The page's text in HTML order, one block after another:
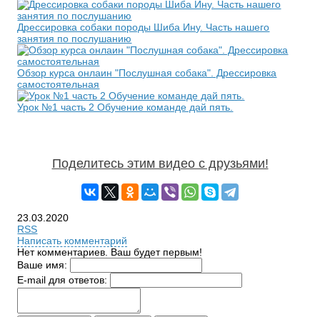
Дрессировка собаки породы Шиба Ину. Часть нашего
занятия по послушанию
Обзор курса онлаин "Послушная собака". Дрессировка
самостоятельная
Урок №1 часть 2 Обучение команде дай пять.
Поделитесь этим видео с друзьями!
23.03.2020
RSS
Написать комментарий
Нет комментариев. Ваш будет первым!
Ваше имя:
E-mail для ответов: